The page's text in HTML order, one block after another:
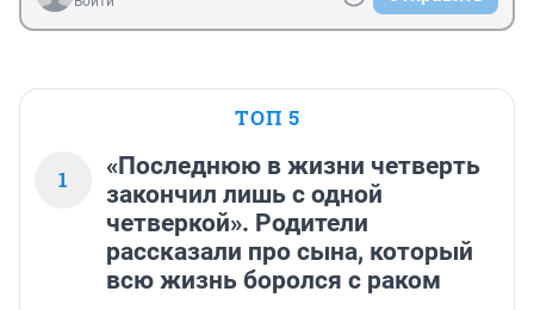
ТОП 5
1
«Последнюю в жизни четверть
закончил лишь с одной
четверкой». Родители
рассказали про сына, который
всю жизнь боролся с раком